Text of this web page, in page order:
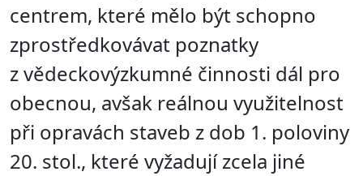
centrem, které mělo být schopno
zprostředkovávat poznatky
z vědeckovýzkumné činnosti dál pro
obecnou, avšak reálnou využitelnost
při opravách staveb z dob 1. poloviny
20. stol., které vyžadují zcela jiné